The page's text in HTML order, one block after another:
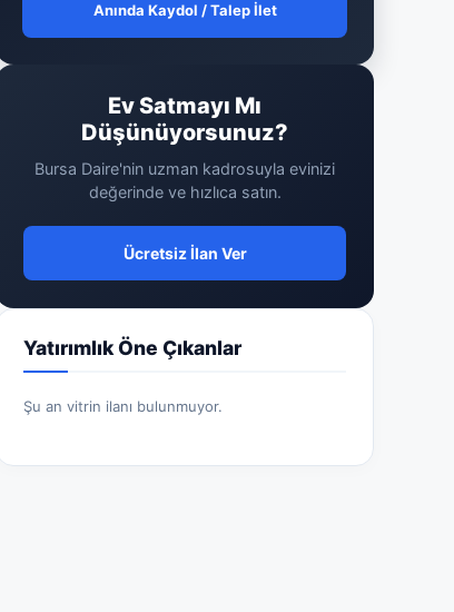
Anında Kaydol / Talep İlet
Ev Satmayı Mı
Düşünüyorsunuz?
Bursa Daire'nin uzman kadrosuyla evinizi
değerinde ve hızlıca satın.
Ücretsiz İlan Ver
Yatırımlık Öne Çıkanlar
Şu an vitrin ilanı bulunmuyor.